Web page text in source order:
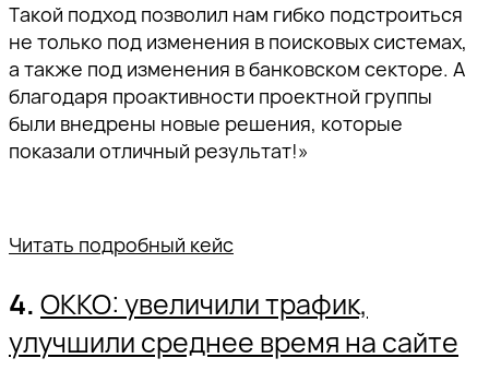
Такой подход позволил нам гибко подстроиться
не только под изменения в поисковых системах,
а также под изменения в банковском секторе. А
благодаря проактивности проектной группы
были внедрены новые решения, которые
показали отличный результат!»
Читать подробный кейс
4. OKKO: увеличили трафик,
улучшили среднее время на сайте